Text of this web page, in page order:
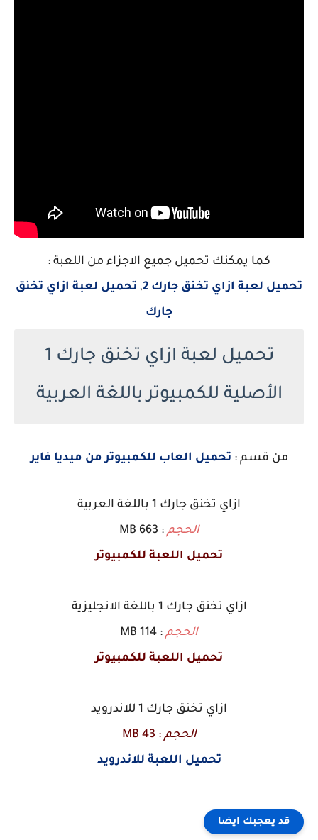
كما يمكنك تحميل جميع الاجزاء من اللعبة :
تحميل لعبة ازاي تخنق جارك 2
, تحميل لعبة ازاي تخنق
جارك
تحميل لعبة ازاي تخنق جارك 1
الأصلية للكمبيوتر باللغة العربية
من قسم : تحميل العاب للكمبيوتر من ميديا فاير
ازاي تخنق جارك 1 باللغة العربية
الحجم: 663 MB
تحميل اللعبة للكمبيوتر
ازاي تخنق جارك 1 باللغة الانجليزية
الحجم : 114 MB
تحميل اللعبة للكمبيوتر
ازاي تخنق جارك 1 للاندرويد
الحجم: 43 MB
تحميل اللعبة للاندرويد
قد يعجبك ايضا